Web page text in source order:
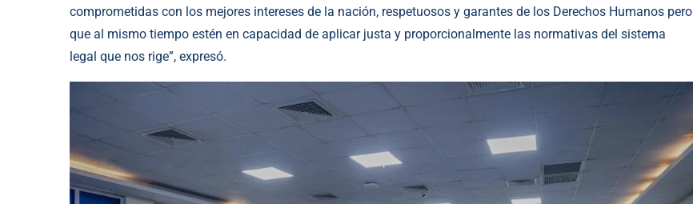
comprometidas con los mejores intereses de la nación, respetuosos y garantes de los Derechos Humanos pero
que al mismo tiempo estén en capacidad de aplicar justa y proporcionalmente las normativas del sistema
legal que nos rige”, expresó.